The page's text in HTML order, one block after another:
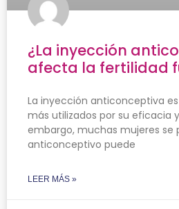
¿La inyección
afecta la fertilidad
La inyección anticonceptiva
más utilizados por su eficacia
embargo, muchas mujeres se
anticonceptivo puede
LEER MÁS »